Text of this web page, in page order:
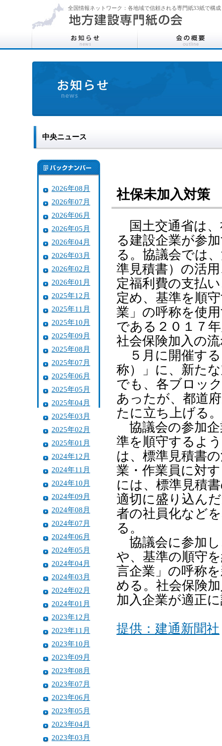
全国情報ネットワーク：各地域で信頼される専門紙33紙で構成
中央ニュース
2026年08月
2026年07月
2026年06月
2026年05月
2026年04月
2026年03月
2026年02月
2026年01月
2025年12月
2025年11月
2025年10月
2025年09月
2025年08月
2025年07月
2025年06月
2025年05月
2025年04月
2025年03月
2025年02月
2025年01月
2024年12月
2024年11月
2024年10月
2024年09月
2024年08月
2024年07月
2024年06月
2024年05月
2024年04月
2024年03月
2024年02月
2024年01月
2023年12月
2023年11月
2023年10月
2023年09月
2023年08月
2023年07月
2023年06月
2023年05月
2023年04月
2023年03月
社保未加入対策
国土交通省は、
る建設企業が参
る。協議会では
準見積書）の活
定福利費の支払
定め、基準を順
業」の呼称を使
である２０１７
社会保険加入の
５月に開催する
称）」に、新た
でも、各ブロッ
あったが、都道
たに立ち上げる。
協議会の参加企
準を順守するよ
は、標準見積書
業・作業員に対
には、標準見積
適切に盛り込ん
者の社員化など
る。
協議会に参加し
や、基準の順守
言企業」の呼称
める。社会保険
加入企業が適正
提供：建通新聞社